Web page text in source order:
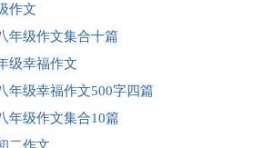
作文
年级作文集合十篇
级幸福作文
年级幸福作文500字四篇
年级作文集合10篇